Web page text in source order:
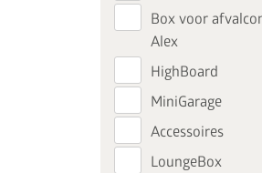
Box voor
Alex
HighBoard
MiniGarage
Accessoires
LoungeBox